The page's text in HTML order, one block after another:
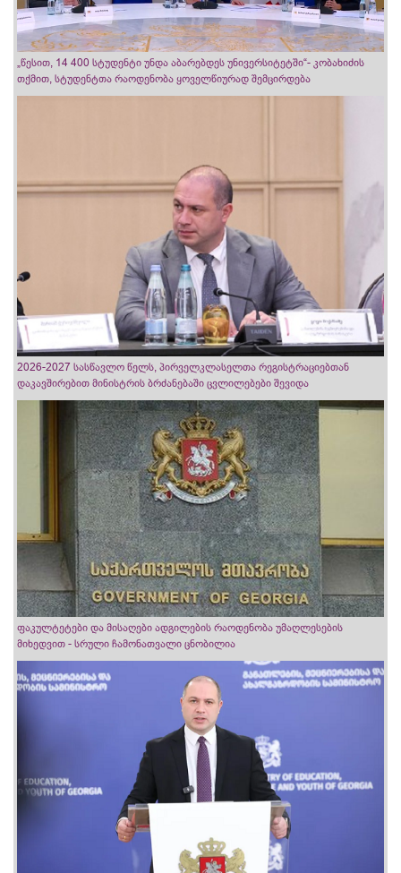
„წესით, 14 400 სტუდენტი უნდა აბარებდეს უნივერსიტეტში“- კობახიძის
თქმით, სტუდენტთა რაოდენობა ყოველწიურად შემცირდება
2026-2027 სასწავლო წელს, პირველკლასელთა რეგისტრაციებთან
დაკავშირებით მინისტრის ბრძანებაში ცვლილებები შევიდა
ფაკულტეტები და მისაღები ადგილების რაოდენობა უმაღლესების
მიხედვით - სრული ჩამონათვალი ცნობილია